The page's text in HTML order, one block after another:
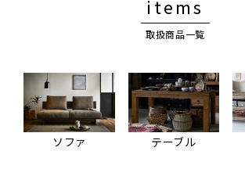
items
取扱商品一覧
ソファ テーブル